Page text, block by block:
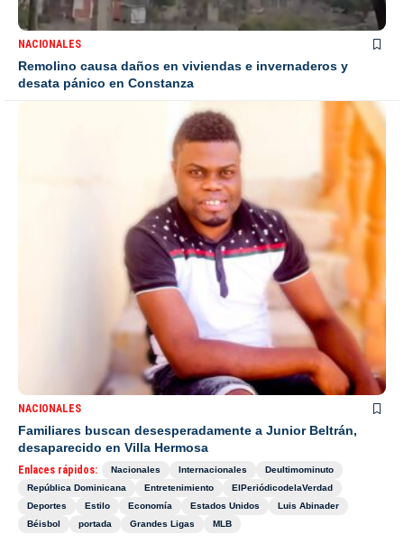
NACIONALES
Remolino causa daños en viviendas e invernaderos y
desata pánico en Constanza
NACIONALES
Familiares buscan desesperadamente a Junior Beltrán,
desaparecido en Villa Hermosa
Enlaces rápidos: Nacionales Internacionales
Deultimominuto
República Dominicana
Entretenimiento
ElPeriódicodelaVerdad
Deportes
Estilo Economía Estados Unidos
Luis Abinader
Béisbol
portada Grandes Ligas MLB